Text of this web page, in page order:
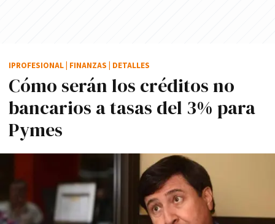
Cómo serán los créditos no
bancarios a tasas del 3% para
Pymes
IPROFESIONAL FINANZAS DETALLES